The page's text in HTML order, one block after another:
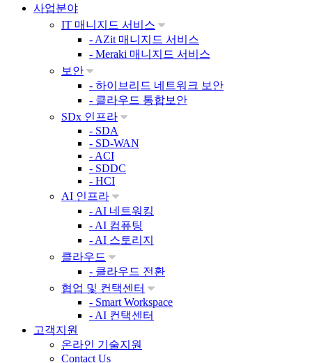
사업분야
IT 매니지드 서비스
- AZit 매니지드 서비스
- Meraki 매니지드 서비스
보안
- 하이브리드 네트워크 보안
- 클라우드 통합보안
SDx 인프라
- SDA
- SD-WAN
- ACI
- SDDC
- HCI
AI 인프라
- AI 네트워킹
- AI 컴퓨팅
- AI 스토리지
클라우드
- 클라우드 전환
협업 및 컨택센터
- Smart Workspace
- AI 컨택센터
고객지원
온라인 기술지원
Contact Us